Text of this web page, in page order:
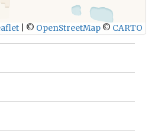
© OpenStreetMap © CARTO